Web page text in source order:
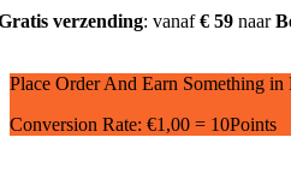
verzending: vanaf€ 59 naar
Place Order And Earn Something in
Conversion Rate: €1,00 = 10Points